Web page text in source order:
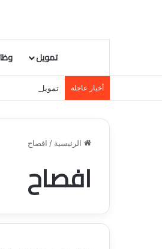
تمويل
أخبار عاجلة تمويل المدينة
الرئيسية / افصاح
افصاح